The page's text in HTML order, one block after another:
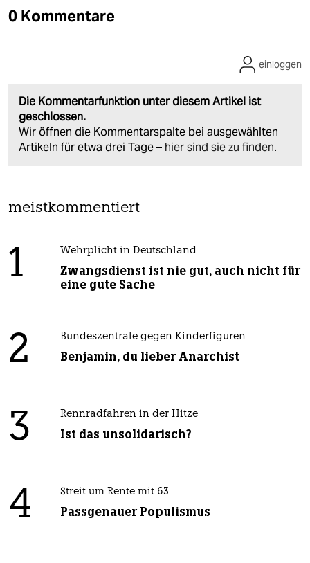
0 Kommentare
Die Kommentarfunktion unter diesem Artikel ist
geschlossen.
Wir öffnen die Kommentarspalte bei ausgewählten
Artikeln für etwa drei Tage – hier sind sie zu finden.
einloggen
meistkommentiert
1 Wehrplicht in Deutschland
Zwangsdienst ist nie gut, auch nicht für
eine gute Sache
2 Bundeszentrale gegen Kinderfiguren
Benjamin, du lieber Anarchist
3 Rennradfahren in der Hitze
Ist das unsolidarisch?
4 Streit um Rente mit 63
Passgenauer Populismus